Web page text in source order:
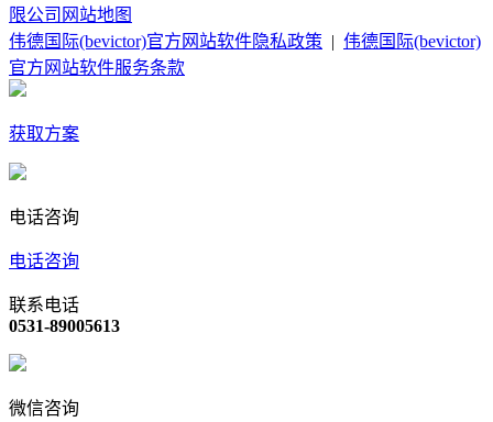
限公司 网站地图
伟德国际(bevictor)官方网站软件隐私政策
伟德国际(bevictor)
官方网站软件服务条款
获取方案
电话咨询
电话咨询
联系电话
0531-89005613
微信咨询